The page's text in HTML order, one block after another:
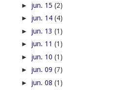
► jun. 15 (2)
► jun. 14 (4)
► jun. 13 (1)
► jun. 11 (1)
► jun. 10 (1)
► jun. 09 (7)
► jun. 08 (1)